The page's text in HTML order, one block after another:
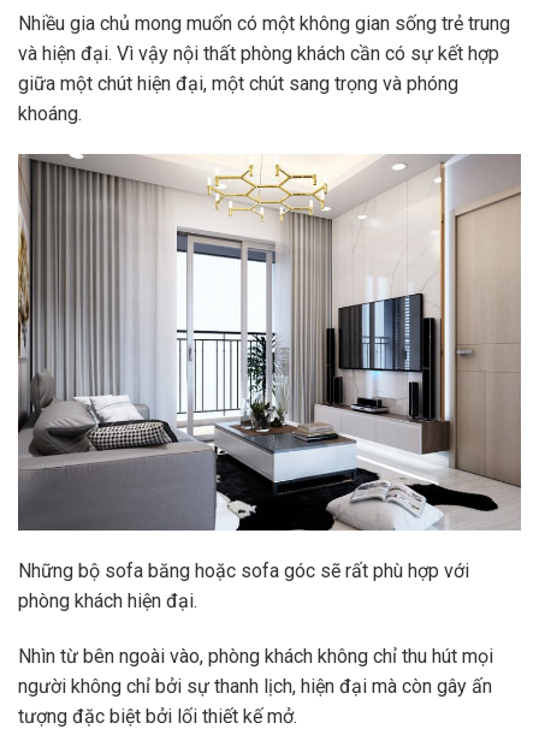
Nhiều gia chủ mong muốn có một không gian sống trẻ trung
và hiện đại. Vì vậy nội thất phòng khách cần có sự kết hợp
giữa một chút hiện đại, một chút sang trọng và phóng
khoáng.
Những bộ sofa băng hoặc sofa góc sẽ rất phù hợp với
phòng khách hiện đại.
Nhìn từ bên ngoài vào, phòng khách không chỉ thu hút mọi
người không chỉ bởi sự thanh lịch, hiện đại mà còn gây ấn
tượng đặc biệt bởi lối thiết kế mở.